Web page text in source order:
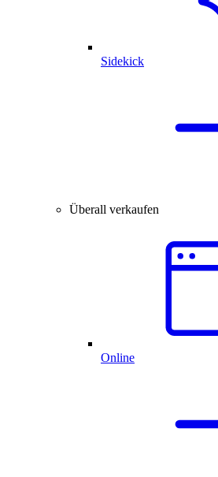
Sidekick
Überall verkaufen
Online